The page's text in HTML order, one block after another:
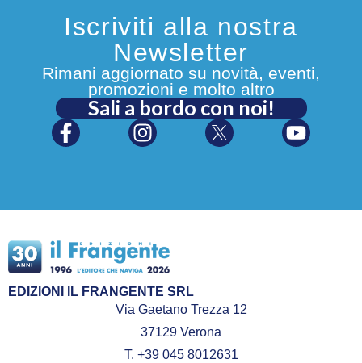
Iscriviti alla nostra
Newsletter
Rimani aggiornato su novità, eventi,
promozioni e molto altro
Sali a bordo con noi!
EDIZIONI IL FRANGENTE SRL
Via Gaetano Trezza 12
37129 Verona
T. +39 045 8012631